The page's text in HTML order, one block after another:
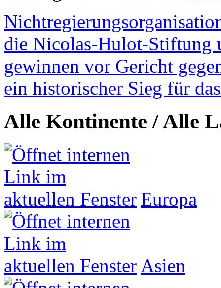
die Nicolas-Hulot-Stiftung
gewinnen vor Gericht
ein historischer Sieg für
Alle Kontinente / Alle
Europa
Asien